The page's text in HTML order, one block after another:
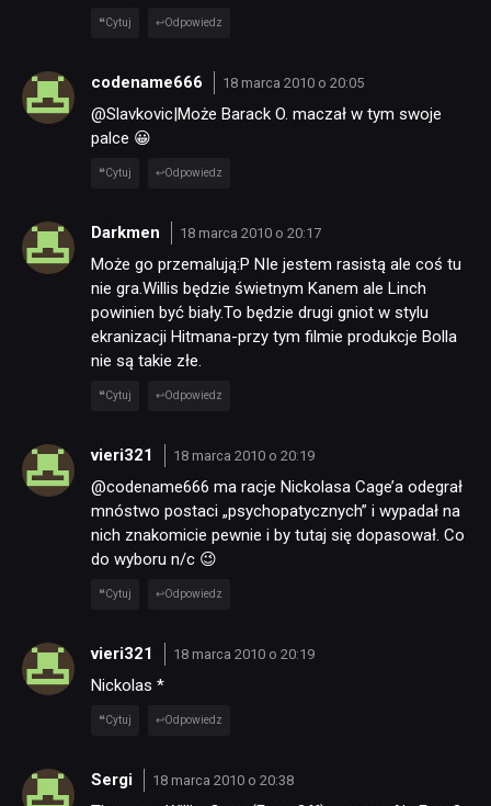
RECENZJE
Cytuj Odpowiedz
codename666 18 marca 2010 o 20:05
@Slavkovic|Może Barack O. maczał w tym swoje
palce 😀
Cytuj Odpowiedz
Darkmen 18 marca 2010 o 20:17
Może go przemalują:P NIe jestem rasistą ale coś tu
nie gra.Willis będzie świetnym Kanem ale Linch
powinien być biały.To będzie drugi gniot w stylu
ekranizacji Hitmana-przy tym filmie produkcje Bolla
nie są takie złe.
Cytuj Odpowiedz
vieri321 18 marca 2010 o 20:19
@codename666 ma racje Nickolasa Cage’a odegrał
mnóstwo postaci „psychopatycznych” i wypadał na
nich znakomicie pewnie i by tutaj się dopasował. Co
do wyboru n/c 😉
Cytuj Odpowiedz
vieri321 18 marca 2010 o 20:19
Nickolas *
Cytuj Odpowiedz
Sergi 18 marca 2010 o 20:38